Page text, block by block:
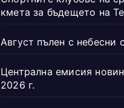
кмета за бъдещето на
Август пълен с небесни
Централна емисия
2026 г.